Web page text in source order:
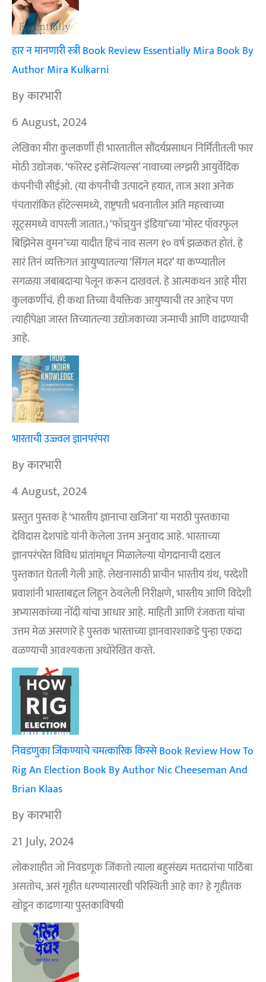
हार न मानणारी स्त्री Book Review Essentially Mira Book By
Author Mira Kulkarni
By कारभारी
6 August, 2024
लेखिका मीरा कुलकर्णी ही भारतातील सौंदर्यप्रसाधन निर्मितीतली फार
मोठी उद्योजक. ‘फॉरेस्ट इसेन्शियल्स’ नावाच्या लग्झरी आयुर्वेदिक
कंपनीची सीईओ. (या कंपनीची उत्पादने हयात, ताज अशा अनेक
पंचतारांकित हॉटेल्समध्ये, राष्ट्रपती भवनातील अति महत्त्वाच्या
सूट्समध्ये वापरली जातात.) ‘फॉच्र्युन इंडिया’च्या ‘मोस्ट पॉवरफुल
बिझिनेस वुमन’च्या यादीत हिचं नाव सलग १० वर्ष झळकत होतं. हे
सारं तिनं व्यक्तिगत आयुष्यातल्या ‘सिंगल मदर’ या कप्प्यातील
सगळय़ा जबाबदाऱ्या पेलून करून दाखवलं. हे आत्मकथन आहे मीरा
कुलकर्णीचं. ही कथा तिच्या वैयक्तिक आयुष्याची तर आहेच पण
त्याहीपेक्षा जास्त तिच्यातल्या उद्योजकाच्या जन्माची आणि वाढण्याची
आहे.
भारताची उज्ज्वल ज्ञानपरंपरा
By कारभारी
4 August, 2024
प्रस्तुत पुस्तक हे ‘भारतीय ज्ञानाचा खजिना’ या मराठी पुस्तकाचा
देविदास देशपांडे यांनी केलेला उत्तम अनुवाद आहे. भारताच्या
ज्ञानपरंपरेत विविध प्रांतांमधून मिळालेल्या योगदानाची दखल
पुस्तकात घेतली गेली आहे. लेखनासाठी प्राचीन भारतीय ग्रंथ, परदेशी
प्रवाशांनी भारताबद्दल लिहून ठेवलेली निरीक्षणे, भारतीय आणि विदेशी
अभ्यासकांच्या नोंदी यांचा आधार आहे. माहिती आणि रंजकता यांचा
उत्तम मेळ असणारे हे पुस्तक भारताच्या ज्ञानवारशाकडे पुन्हा एकदा
वळण्याची आवश्यकता अधोरेखित करते.
निवडणुका जिंकण्याचे चमत्कारिक किस्से Book Review How To
Rig An Election Book By Author Nic Cheeseman And
Brian Klaas
By कारभारी
21 July, 2024
लोकशाहीत जो निवडणूक जिंकतो त्याला बहुसंख्य मतदारांचा पाठिंबा
असतोच, असं गृहीत धरण्यासारखी परिस्थिती आहे का? हे गृहीतक
खोडून काढणाऱ्या पुस्तकाविषयी